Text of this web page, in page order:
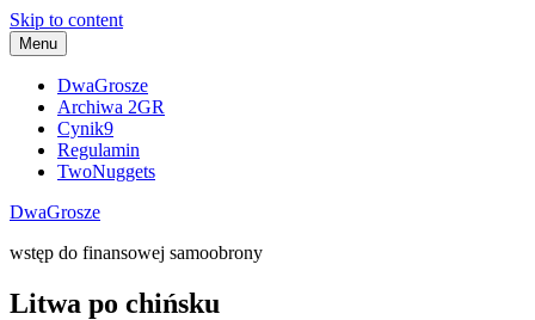
Skip to content
Menu
DwaGrosze
Archiwa 2GR
Cynik9
Regulamin
TwoNuggets
DwaGrosze
wstęp do finansowej samoobrony
Litwa po chińsku